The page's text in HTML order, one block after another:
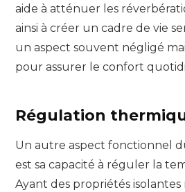
aide à atténuer les
ainsi à créer un cadre de vie
un aspect souvent négligé
pour assurer le confort
Régulation
Un autre aspect fonctionnel
est sa capacité à réguler la
Ayant des propriétés